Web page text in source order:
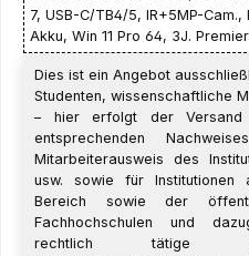
7, USB-C/TB4/5, IR+5MP-Cam.,
Akku, Win 11 Pro 64, 3J.
Dies ist ein Angebot
Studenten, wissenschaftliche
– hier erfolgt der Versand
entsprechenden
Mitarbeiterausweis des
usw. sowie für Institutionen
Bereich sowie der
Fachhochschulen und
rechtlich tätige